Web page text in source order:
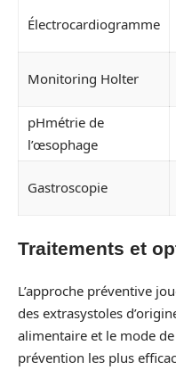
Électrocardiogramme
Monitoring Holter
pHmétrie de
l’œsophage
Gastroscopie
Traitements et
L’approche préventive
des extrasystoles
alimentaire et le mode
prévention les plus